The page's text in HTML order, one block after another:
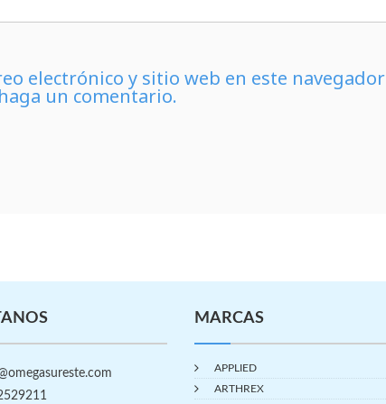
electrónico y sitio web en este navegador
un comentario.
MARCAS
APPLIED
ARTHREX